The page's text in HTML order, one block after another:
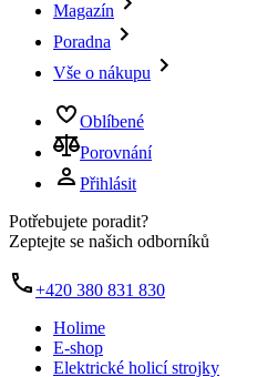
Magazín
Poradna
Vše o nákupu
Oblíbené
Porovnání
Přihlásit
Potřebujete poradit?
Zeptejte se našich odborníků
+420 380 831 830
Holime
E-shop
Elektrické holicí strojky